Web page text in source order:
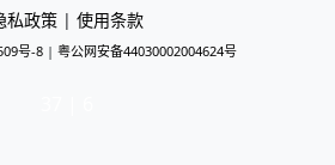
私政策 | 使用条款
号-8| 粤公网安备44030002004624号